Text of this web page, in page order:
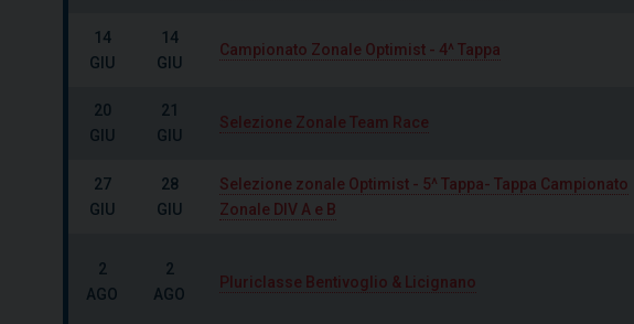
14
GIU
14
GIU
Campionato Zonale Optimist - 4^ Tappa
20
GIU
21
GIU
Selezione Zonale Team Race
27
GIU
28
GIU
Selezione zonale Optimist - 5^ Tappa- Tappa Campionato
Zonale DIV A e B
2
AGO
2
AGO
Pluriclasse Bentivoglio & Licignano